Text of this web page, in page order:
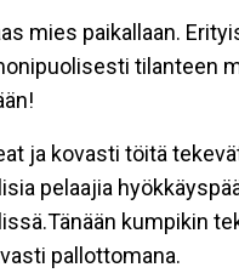
mies paikallaan.
tilanteen
ja kovasti töitä
pelaajia
kumpikin
pallottomana.